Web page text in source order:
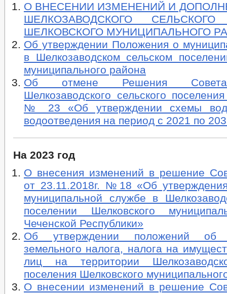
О ВНЕСЕНИИ ИЗМЕНЕНИЙ И
ШЕЛКОЗАВОДСКОГО
ШЕЛКОВСКОГО МУНИЦИПАЛЬНОГО
Об утверждении Положения о
в Шелкозаводском сельском
муниципального района
Об отмене Решения Совета
Шелкозаводского сельского
№ 23 «Об утверждении схемы
водоотведения на период с 2021 по
На 2023 год
О внесения изменений в решение
от 23.11.2018г. №18 «Об
муниципальной службе в
поселении Шелковского
Чеченской Республики»
Об утверждении положений об
земельного налога, налога на
лиц на территории
поселения Шелковского
О внесении изменений в решение